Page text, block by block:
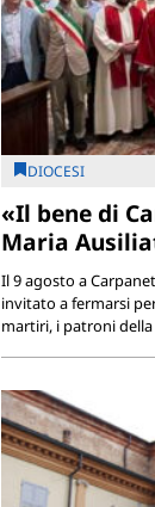
DIOCESI
«Il bene di
Maria
Il 9 agosto a
invitato a fermarsi
martiri, i patroni della